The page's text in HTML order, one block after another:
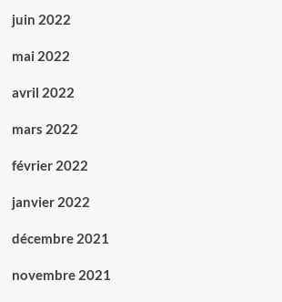
juin 2022
mai 2022
avril 2022
mars 2022
février 2022
janvier 2022
décembre 2021
novembre 2021